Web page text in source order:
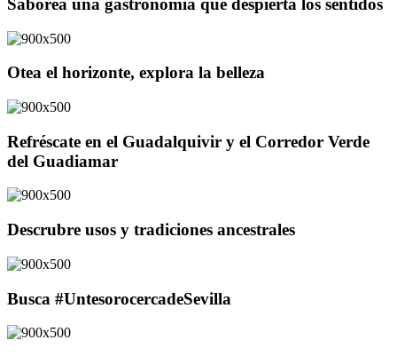
Saborea una gastronomía que despierta los sentidos
Otea el horizonte, explora la belleza
Refréscate en el Guadalquivir y el Corredor Verde
del Guadiamar
Descrubre usos y tradiciones ancestrales
Busca #UntesorocercadeSevilla